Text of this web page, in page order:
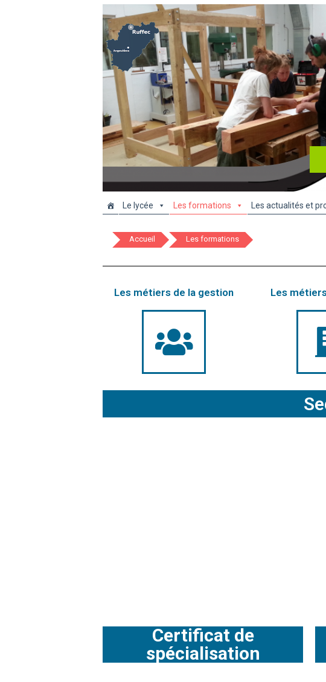
Le lycée Les formations Les actualités et
Accueil Les formations
Les métiers de la gestion Les
Certificat de
spécialisation